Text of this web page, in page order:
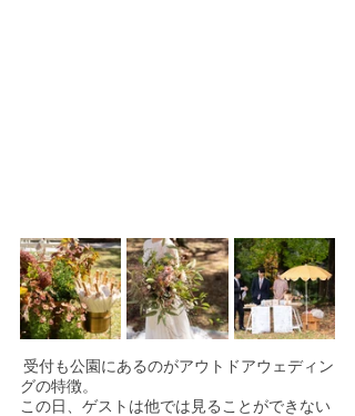
受付も公園にあるのがアウトドアウェディン
グの特徴。
この日、ゲストは他では見ることができない